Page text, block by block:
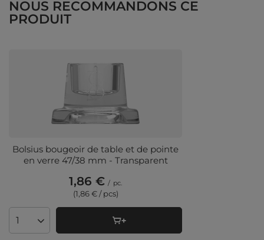
NOUS RECOMMANDONS CE
PRODUIT
Bolsius bougeoir de table et de pointe
en verre 47/38 mm - Transparent
1,86 € / pc.
(1,86 € / pcs)
Quantité de produits